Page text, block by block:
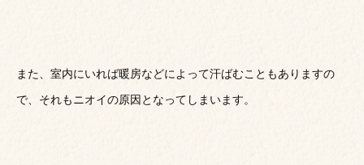
また、室内にいれば暖房などによって汗ばむこともありますの
で、それもニオイの原因となってしまいます。